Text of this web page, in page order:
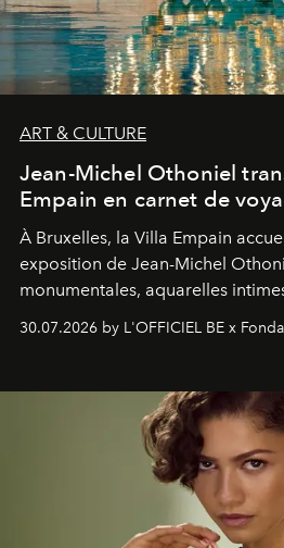
ART & CULTURE
Jean-Michel Othoniel
Empain en carnet de
À Bruxelles, la Villa Empain
exposition de Jean-Michel
monumentales, aquarelles
émotionnel où chaque œuvre
émerveillement.
30.07.2026 by L'OFFICIEL BE x